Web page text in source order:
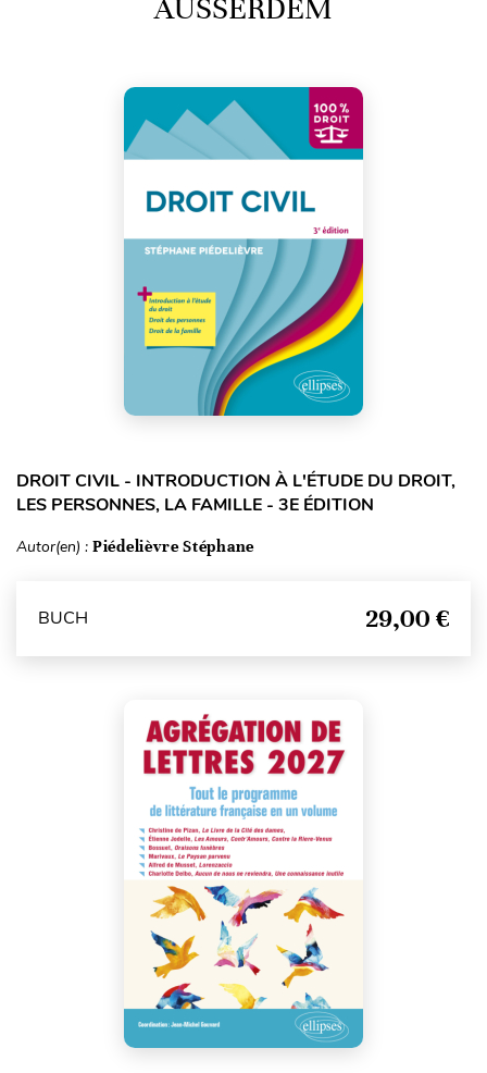
AUSSERDEM
DROIT CIVIL - INTRODUCTION À L'ÉTUDE DU DROIT,
LES PERSONNES, LA FAMILLE - 3E ÉDITION
Autor(en) : Piédelièvre Stéphane
BUCH 29,00 €